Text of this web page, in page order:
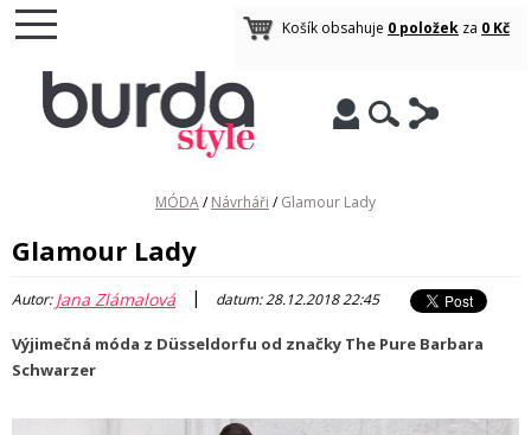
Košík obsahuje 0 položek za 0 Kč
MÓDA/ Návrháři / Glamour Lady
Glamour Lady
Autor:Jana Zlámalová | datum: 28.12.2018 22:45
Výjimečná móda z Düsseldorfu od značky The Pure Barbara
Schwarzer